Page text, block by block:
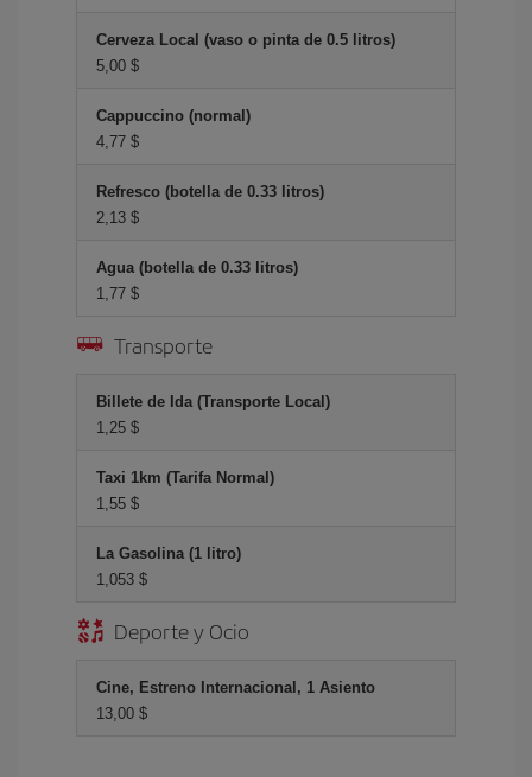
Cerveza Local (vaso o pinta de 0.5 litros)
5,00 $
Cappuccino (normal)
4,77 $
Refresco (botella de 0.33 litros)
2,13 $
Agua (botella de 0.33 litros)
1,77 $
Transporte
Billete de Ida (Transporte Local)
1,25 $
Taxi 1km (Tarifa Normal)
1,55 $
La Gasolina (1 litro)
1,053 $
Deporte y Ocio
Cine, Estreno Internacional, 1 Asiento
13,00 $